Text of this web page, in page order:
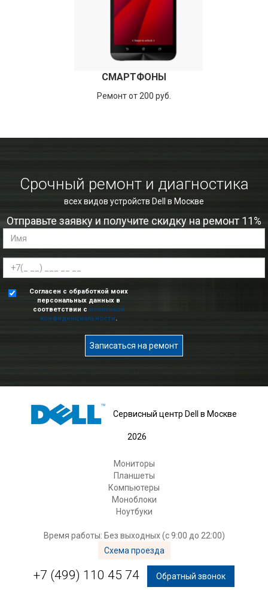
СМАРТФОНЫ
Ремонт от 200 руб.
Срочный ремонт и диагностика
всех видов устройств Dell в Москве
Отправьте заявку и получите скидку на ремонт 11%
Согласен с обработкой моих
персональных данных в
соответствии с политикой
конфиденциальности.
Записаться на ремонт
Сервисный центр Dell в Москве
2026
Мониторы
Планшеты
Компьютеры
Моноблоки
Ноутбуки
Время работы: Без выходных (с 9:00 до 22:00)
Схема проезда
+7 (499) 110 45 74 Обратный звонок